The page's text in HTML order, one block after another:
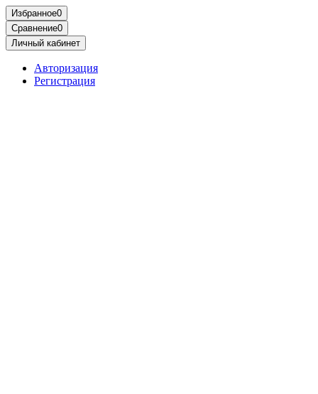
Избранное0
Сравнение0
Личный кабинет
Авторизация
Регистрация